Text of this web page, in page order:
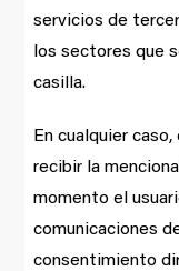
servicios de
los sectores que
casilla.
En cualquier
recibir la
momento el
comunicaciones
consentimiento